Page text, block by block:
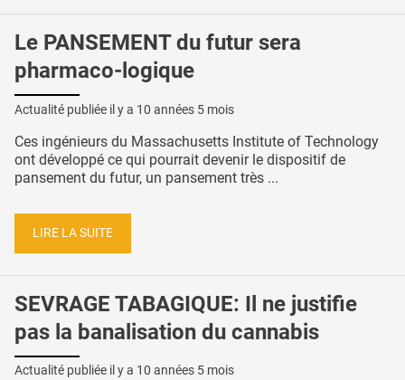
Le PANSEMENT du futur sera
pharmaco-logique
Actualité publiée il y a 10 années 5 mois
Ces ingénieurs du Massachusetts Institute of Technology
ont développé ce qui pourrait devenir le dispositif de
pansement du futur, un pansement très ...
LIRE LA SUITE
SEVRAGE TABAGIQUE: Il ne justifie
pas la banalisation du cannabis
Actualité publiée il y a 10 années 5 mois